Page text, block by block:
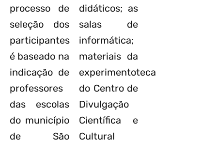
processo de
seleção dos
participantes
é baseado na
indicação de
professores
das escolas
do município
de São
didáticos; as
salas de
informática;
materiais da
experimentoteca
do Centro de
Divulgação
Científica e
Cultural